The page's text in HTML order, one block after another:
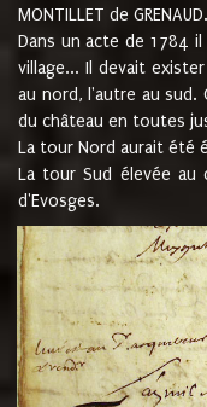
MONTILLET de GRENAUD.
Dans un acte de 1784
village... Il devait
au nord, l'autre au sud.
du château en toutes
La tour Nord aurait été
La tour Sud élevée au
d'Evosges.